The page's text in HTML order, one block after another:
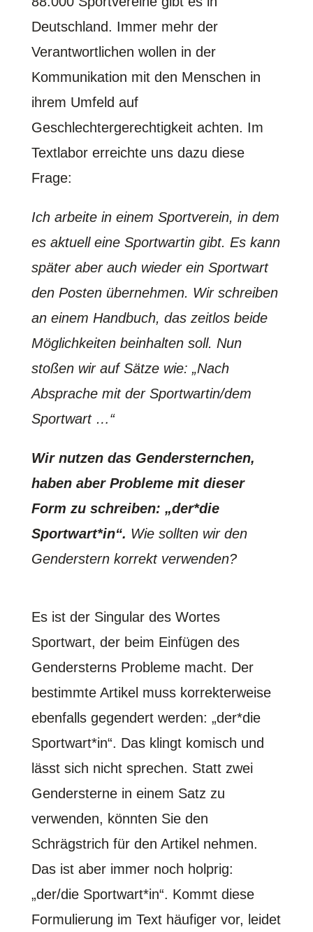
Deutschland. Immer mehr der
Verantwortlichen wollen in der
Kommunikation mit den Menschen in
ihrem Umfeld auf
Geschlechtergerechtigkeit achten. Im
Textlabor erreichte uns dazu diese
Frage:
Ich arbeite in einem Sportverein, in dem
es aktuell eine Sportwartin gibt. Es kann
später aber auch wieder ein Sportwart
den Posten übernehmen. Wir schreiben
an einem Handbuch, das zeitlos beide
Möglichkeiten beinhalten soll. Nun
stoßen wir auf Sätze wie: „Nach
Absprache mit der Sportwartin/dem
Sportwart …“
Wir nutzen das Gendersternchen,
haben aber Probleme mit dieser
Form zu schreiben: „der*die
Sportwart*in“. Wie sollten wir den
Genderstern korrekt verwenden?
Es ist der Singular des Wortes
Sportwart, der beim Einfügen des
Gendersterns Probleme macht. Der
bestimmte Artikel muss korrekterweise
ebenfalls gegendert werden: „der*die
Sportwart*in“. Das klingt komisch und
lässt sich nicht sprechen. Statt zwei
Gendersterne in einem Satz zu
verwenden, könnten Sie den
Schrägstrich für den Artikel nehmen.
Das ist aber immer noch holprig:
„der/die Sportwart*in“. Kommt diese
Formulierung im Text häufiger vor, leidet